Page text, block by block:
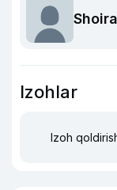
Izohlar
Izoh